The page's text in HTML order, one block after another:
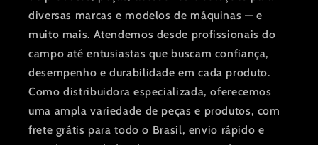
diversas marcas e modelos de máquinas — e
muito mais. Atendemos desde profissionais do
campo até entusiastas que buscam confiança,
desempenho e durabilidade em cada produto.
Como distribuidora especializada, oferecemos
uma ampla variedade de peças e produtos, com
frete grátis para todo o Brasil, envio rápido e